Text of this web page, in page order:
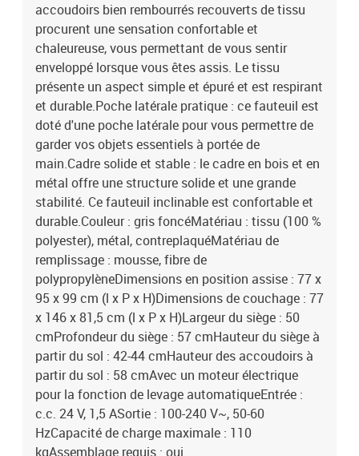
accoudoirs bien rembourrés recouverts de tissu
procurent une sensation confortable et
chaleureuse, vous permettant de vous sentir
enveloppé lorsque vous êtes assis. Le tissu
présente un aspect simple et épuré et est respirant
et durable.Poche latérale pratique : ce fauteuil est
doté d'une poche latérale pour vous permettre de
garder vos objets essentiels à portée de
main.Cadre solide et stable : le cadre en bois et en
métal offre une structure solide et une grande
stabilité. Ce fauteuil inclinable est confortable et
durable.Couleur : gris foncéMatériau : tissu (100 %
polyester), métal, contreplaquéMatériau de
remplissage : mousse, fibre de
polypropylèneDimensions en position assise : 77 x
95 x 99 cm (l x P x H)Dimensions de couchage : 77
x 146 x 81,5 cm (l x P x H)Largeur du siège : 50
cmProfondeur du siège : 57 cmHauteur du siège à
partir du sol : 42-44 cmHauteur des accoudoirs à
partir du sol : 58 cmAvec un moteur électrique
pour la fonction de levage automatiqueEntrée :
c.c. 24 V, 1,5 ASortie : 100-240 V~, 50-60
HzCapacité de charge maximale : 110
kgAssemblage requis : oui